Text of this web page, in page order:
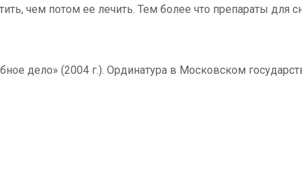
чем потом ее лечить. Тем более что препараты для
дело» (2004 г.). Ординатура в Московском